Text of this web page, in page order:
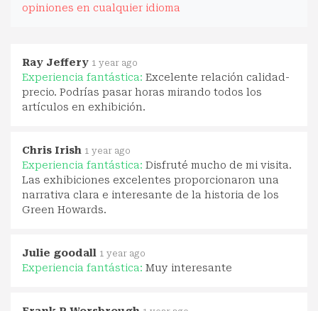
opiniones en cualquier idioma
Ray Jeffery 1 year ago
Experiencia fantástica: Excelente relación calidad-
precio. Podrías pasar horas mirando todos los
artículos en exhibición.
Chris Irish 1 year ago
Experiencia fantástica: Disfruté mucho de mi visita.
Las exhibiciones excelentes proporcionaron una
narrativa clara e interesante de la historia de los
Green Howards.
Julie goodall 1 year ago
Experiencia fantástica: Muy interesante